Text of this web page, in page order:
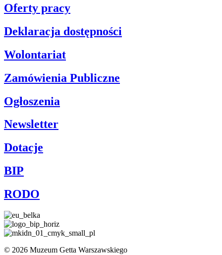
Oferty pracy
Deklaracja dostępności
Wolontariat
Zamówienia Publiczne
Ogłoszenia
Newsletter
Dotacje
BIP
RODO
© 2026 Muzeum Getta Warszawskiego